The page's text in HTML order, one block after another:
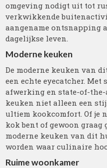
omgeving nodigt uit tot
verkwikkende
aangename ontsnapping
dagelijkse leven.
Moderne keuken
De moderne keuken van
een echte eyecatcher.
afwerking en state-of-
keuken niet alleen een
ultiem kookcomfort. Of je
kok bent of gewoon graag
moderne keuken van dit
worden waar culinaire
Ruime woonkamer